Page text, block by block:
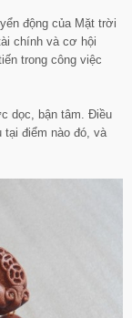
động của Mặt trời
chính và cơ hội
trong công việc
dọc, bận tâm. Điều
tại điểm nào đó, và